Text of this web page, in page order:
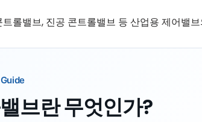
롤밸브, 진공 콘트롤밸브 등 산업용 제어밸
브란 무엇인가?